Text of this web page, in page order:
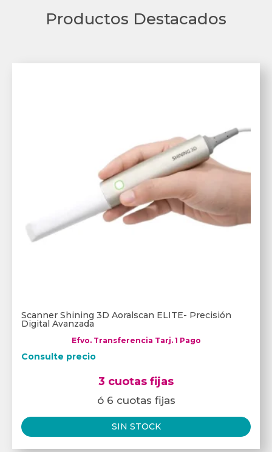
Productos Destacados
Scanner Shining 3D Aoralscan ELITE- Precisión
Digital Avanzada
Efvo. Transferencia Tarj. 1 Pago
Consulte precio
3 cuotas fijas
ó 6 cuotas fijas
SIN STOCK